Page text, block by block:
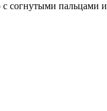
с согнутыми пальцами